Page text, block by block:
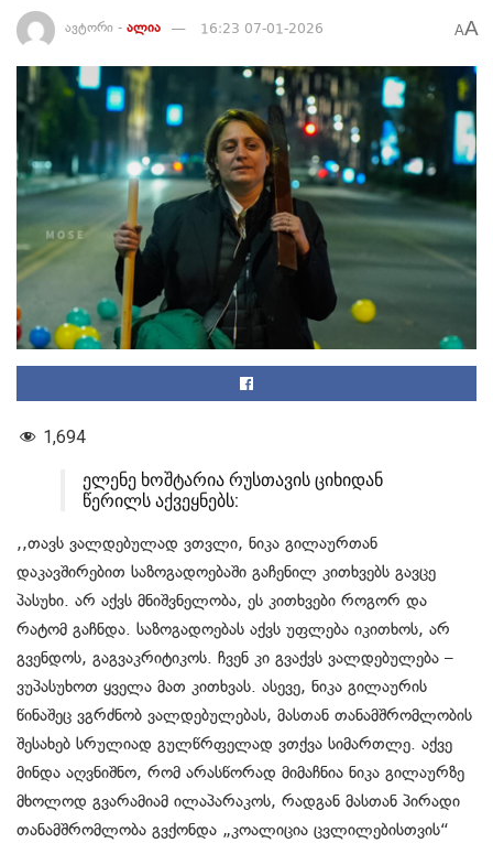
ავტორი - ალია 16:23 07-01-2026 AA
1,694
ელენე ხოშტარია რუსთავის ციხიდან
წერილს აქვეყნებს:
,,თავს ვალდებულად ვთვლი, ნიკა გილაურთან
დაკავშირებით საზოგადოებაში გაჩენილ კითხვებს გავცე
პასუხი. არ აქვს მნიშვნელობა, ეს კითხვები როგორ და
რატომ გაჩნდა. საზოგადოებას აქვს უფლება იკითხოს, არ
გვენდოს, გაგვაკრიტიკოს. ჩვენ კი გვაქვს ვალდებულება –
ვუპასუხოთ ყველა მათ კითხვას. ასევე, ნიკა გილაურის
წინაშეც ვგრძნობ ვალდებულებას, მასთან თანამშრომლობის
შესახებ სრულიად გულწრფელად ვთქვა სიმართლე. აქვე
მინდა აღვნიშნო, რომ არასწორად მიმაჩნია ნიკა გილაურზე
მხოლოდ გვარამიამ ილაპარაკოს, რადგან მასთან პირადი
თანამშრომლობა გვქონდა „კოალიცია ცვლილებისთვის“